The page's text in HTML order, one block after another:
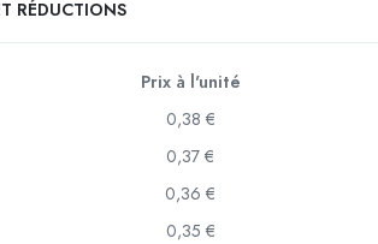
ml
ml
RÉDUCTIONS
Prix à l'unité
0,38 €
0,37 €
0,36 €
0,35 €